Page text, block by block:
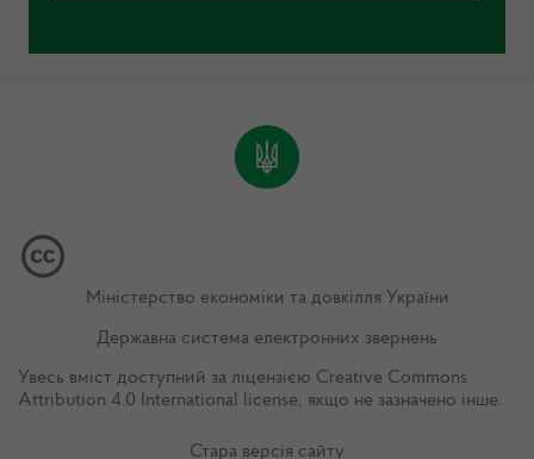
Міністерство економіки та довкілля України
Державна система електронних звернень
Увесь вміст доступний за ліцензією Creative Commons
Attribution 4.0 International license, якщо не зазначено інше.
Стара версія сайту